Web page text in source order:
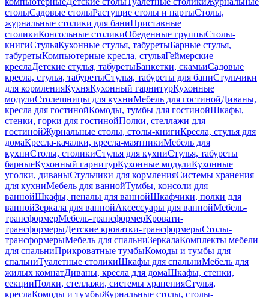
столыСадовые столыРастущие столы и партыСтолы,
журнальные столики для баниПриставные
столикиКонсольные столикиОбеденные группыСтолы-
книгиСтульяКухонные стулья, табуретыБарные стулья,
табуретыКомпьютерные кресла, стульяГеймерские
креслаДетские стулья, табуретыБанкетки, скамьиСадовые
кресла, стулья, табуретыСтулья, табуреты для баниСтульчики
для кормленияКухняКухонный гарнитурКухонные
модулиСтолешницы для кухниМебель для гостинойДиваны,
кресла для гостинойКомоды, тумбы для гостинойШкафы,
стенки, горки для гостинойПолки, стеллажи для
гостинойЖурнальные столы, столы-книгиКресла, стулья для
домаКресла-качалки, кресла-маятникиМебель для
кухниСтолы, столикиСтулья для кухниСтулья, табуреты
барныеКухонный гарнитурКухонные модулиКухонные
уголки, диваныСтульчики для кормленияСистемы хранения
для кухниМебель для ваннойТумбы, консоли для
ваннойШкафы, пеналы для ваннойШкафчики, полки для
ваннойЗеркала для ваннойАксессуары для ваннойМебель-
трансформерМебель-трансформерКровати-
трансформерыДетские кроватки-трансформерыСтолы-
трансформерыМебель для спальниЗеркалаКомплекты мебели
для спальниПрикроватные тумбыКомоды и тумбы для
спальниТуалетные столикиШкафы для спальниМебель для
жилых комнатДиваны, кресла для домаШкафы, стенки,
секцииПолки, стеллажи, системы храненияСтулья,
креслаКомоды и тумбыЖурнальные столы, столы-